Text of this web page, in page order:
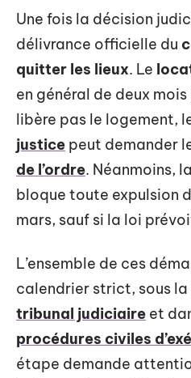
Une fois la décision
délivrance officielle du
quitter les lieux. Le
en général de deux mois
libère pas le logement,
justice peut demander
de l’ordre. Néanmoins, la
bloque toute expulsion
mars, sauf si la loi
L’ensemble de ces
calendrier strict, sous la
tribunal judiciaire et
procédures civiles
étape demande